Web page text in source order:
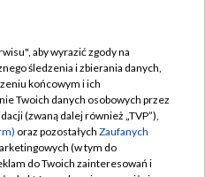
TVP
zgody
aby wyrazić zgody na
śledzenia i zbierania danych,
końcowym i ich
Twoich danych osobowych przez
(zwaną dalej również „TVP”),
oraz pozostałych Zaufanych
(w tym do
do Twoich zainteresowań i